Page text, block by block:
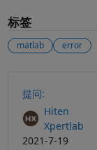
标签
matlab error
提问:
Hiten
Xpertlab
2021-7-19